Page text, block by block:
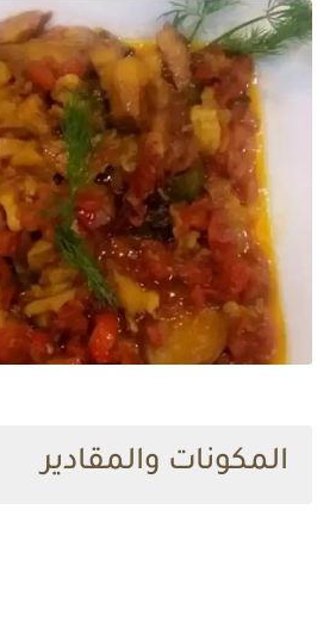
المكونات والمقادير